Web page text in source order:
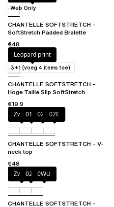
CHANTELLE SOFTSTRETCH –
SoftStretch Padded Bralette
€48
Web Only
Leopard print
CHANTELLE SOFTSTRETCH –
Hoge Taille Slip SoftStretch
€19.9
3+1 (voeg 4 items toe)
Zwart01N 023 02E
CHANTELLE SOFTSTRETCH – V-
neck top
€48
Zwart02E 0WU
CHANTELLE SOFTSTRETCH –